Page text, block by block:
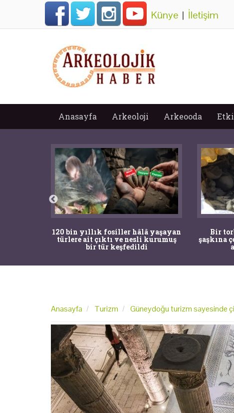
Künye | İletişim
Anasayfa Arkeoloji Arkeooda
120 bin yıllık fosiller hâlâ yaşayan
türlere ait çıktı ve nesli kurumuş
bir tür keşfedildi
Bir
şaşkına
Anasayfa Turizm Güneydoğu turizm sayesinde